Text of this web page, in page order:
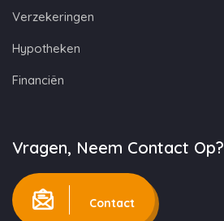
Verzekeringen
Hypotheken
Financiën
Vragen, Neem Contact Op?
Contact